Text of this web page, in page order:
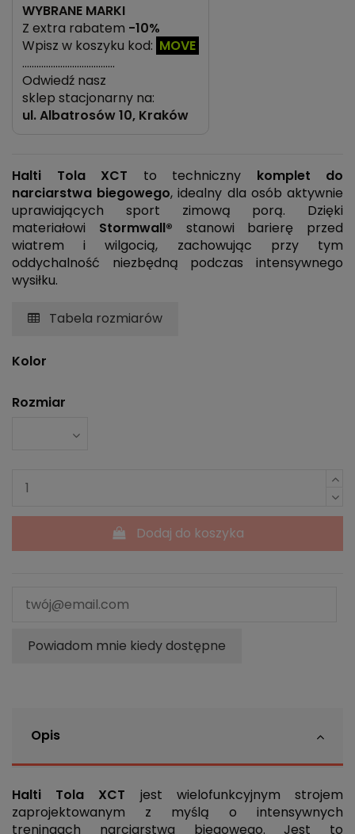
WYBRANE MARKI
Z extra rabatem -10%
Wpisz w koszyku kod: MOVE
…………………………………
Odwiedź nasz
sklep stacjonarny na:
ul.Albatrosów 10, Kraków
Halti Tola XCT to techniczny komplet do
narciarstwa biegowego, idealny dla osób aktywnie
uprawiających sport zimową porą. Dzięki
materiałowi Stormwall® stanowi barierę przed
wiatrem i wilgocią, zachowując przy tym
oddychalność niezbędną podczas intensywnego
wysiłku.
Tabela rozmiarów
Kolor
Rozmiar
Dodaj do koszyka
Powiadom mnie kiedy dostępne
Opis
Halti Tola XCT jest wielofunkcyjnym strojem
zaprojektowanym z myślą o intensywnych
treningach narciarstwa biegowego. Jest to